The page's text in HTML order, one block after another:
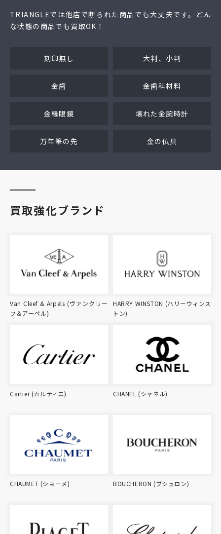
TRIANGLEでは他店で断られた商品でも大丈夫です。どん
な状態の商品でも買取OK！
刻印無し 大判、小判
金歯 金歯科材料
金縁眼鏡 壊れた金腕時計
万年筆の先 金の仏具
買取強化ブランド
Van Cleef & Arpels (ヴァンクリー
フ＆アーペル)
HARRY WINSTON (ハリーウィンス
トン)
Cartier (カルティエ) CHANEL (シャネル)
CHAUMET (ショーメ) BOUCHERON (ブシュロン)